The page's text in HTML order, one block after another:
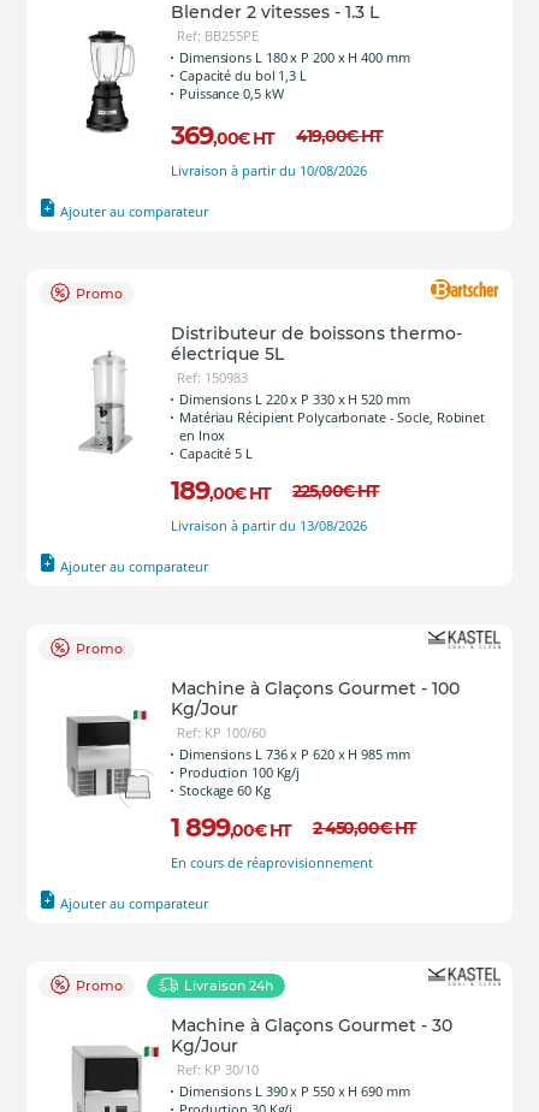
Blender 2 vitesses - 1.3 L
Ref: BB255PE
Dimensions L 180 x P 200 x H 400 mm
Capacité du bol 1,3 L
Puissance 0,5 kW
369,00€ HT 419,00€HT
Livraison à partir du 10/08/2026
Ajouter au comparateur
Promo
Distributeur de boissons thermo-
électrique 5L
Ref: 150983
Dimensions L 220 x P 330 x H 520 mm
Matériau Récipient Polycarbonate - Socle, Robinet
en Inox
Capacité 5 L
189,00€ HT 225,00€HT
Livraison à partir du 13/08/2026
Ajouter au comparateur
Promo
Machine à Glaçons Gourmet - 100
Kg/Jour
Ref: KP 100/60
Dimensions L 736 x P 620 x H 985 mm
Production 100 Kg/j
Stockage 60 Kg
1 899,00€ HT 2 450,00€HT
En cours de réaprovisionnement
Ajouter au comparateur
Promo Livraison 24h
Machine à Glaçons Gourmet - 30
Kg/Jour
Ref: KP 30/10
Dimensions L 390 x P 550 x H 690 mm